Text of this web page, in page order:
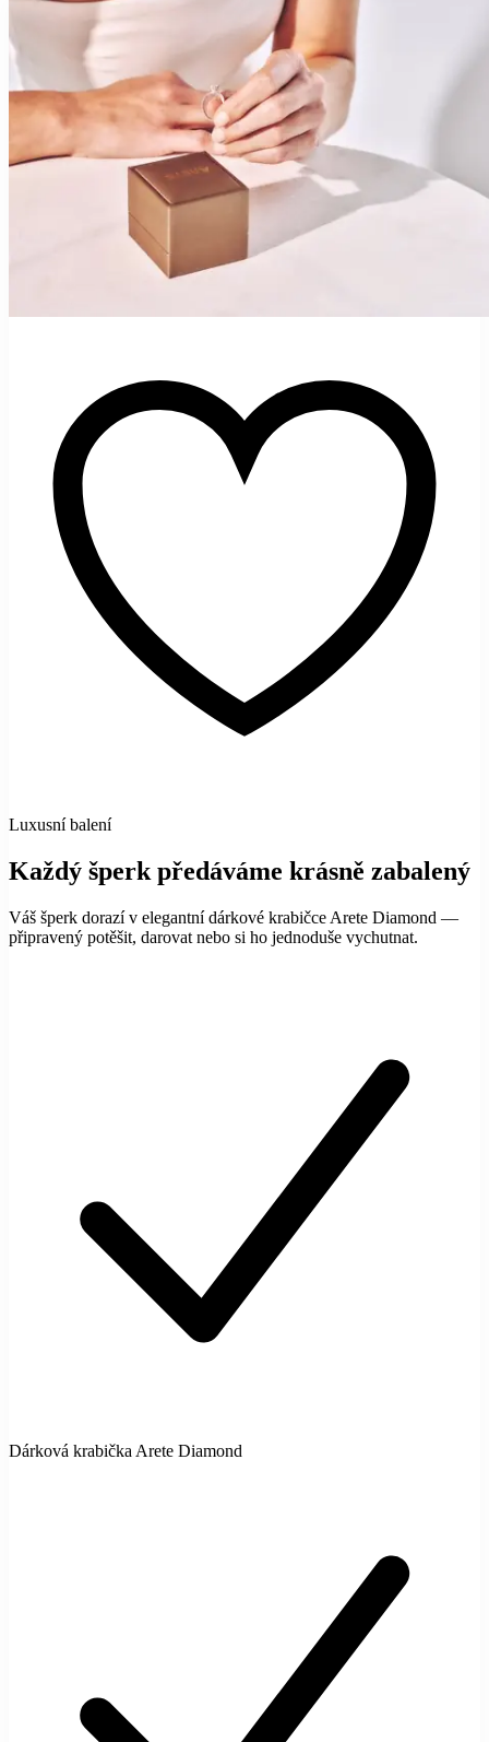
Luxusní balení
Každý šperk předáváme krásně zabalený
Váš šperk dorazí v elegantní dárkové krabičce Arete Diamond —
připravený potěšit, darovat nebo si ho jednoduše vychutnat.
Dárková krabička Arete Diamond